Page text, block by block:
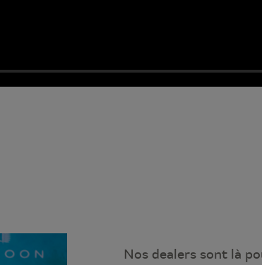
Nos dealers sont là